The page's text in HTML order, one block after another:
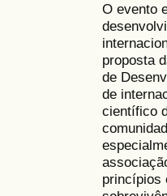
O evento
proposta
de
de
científico
princípios